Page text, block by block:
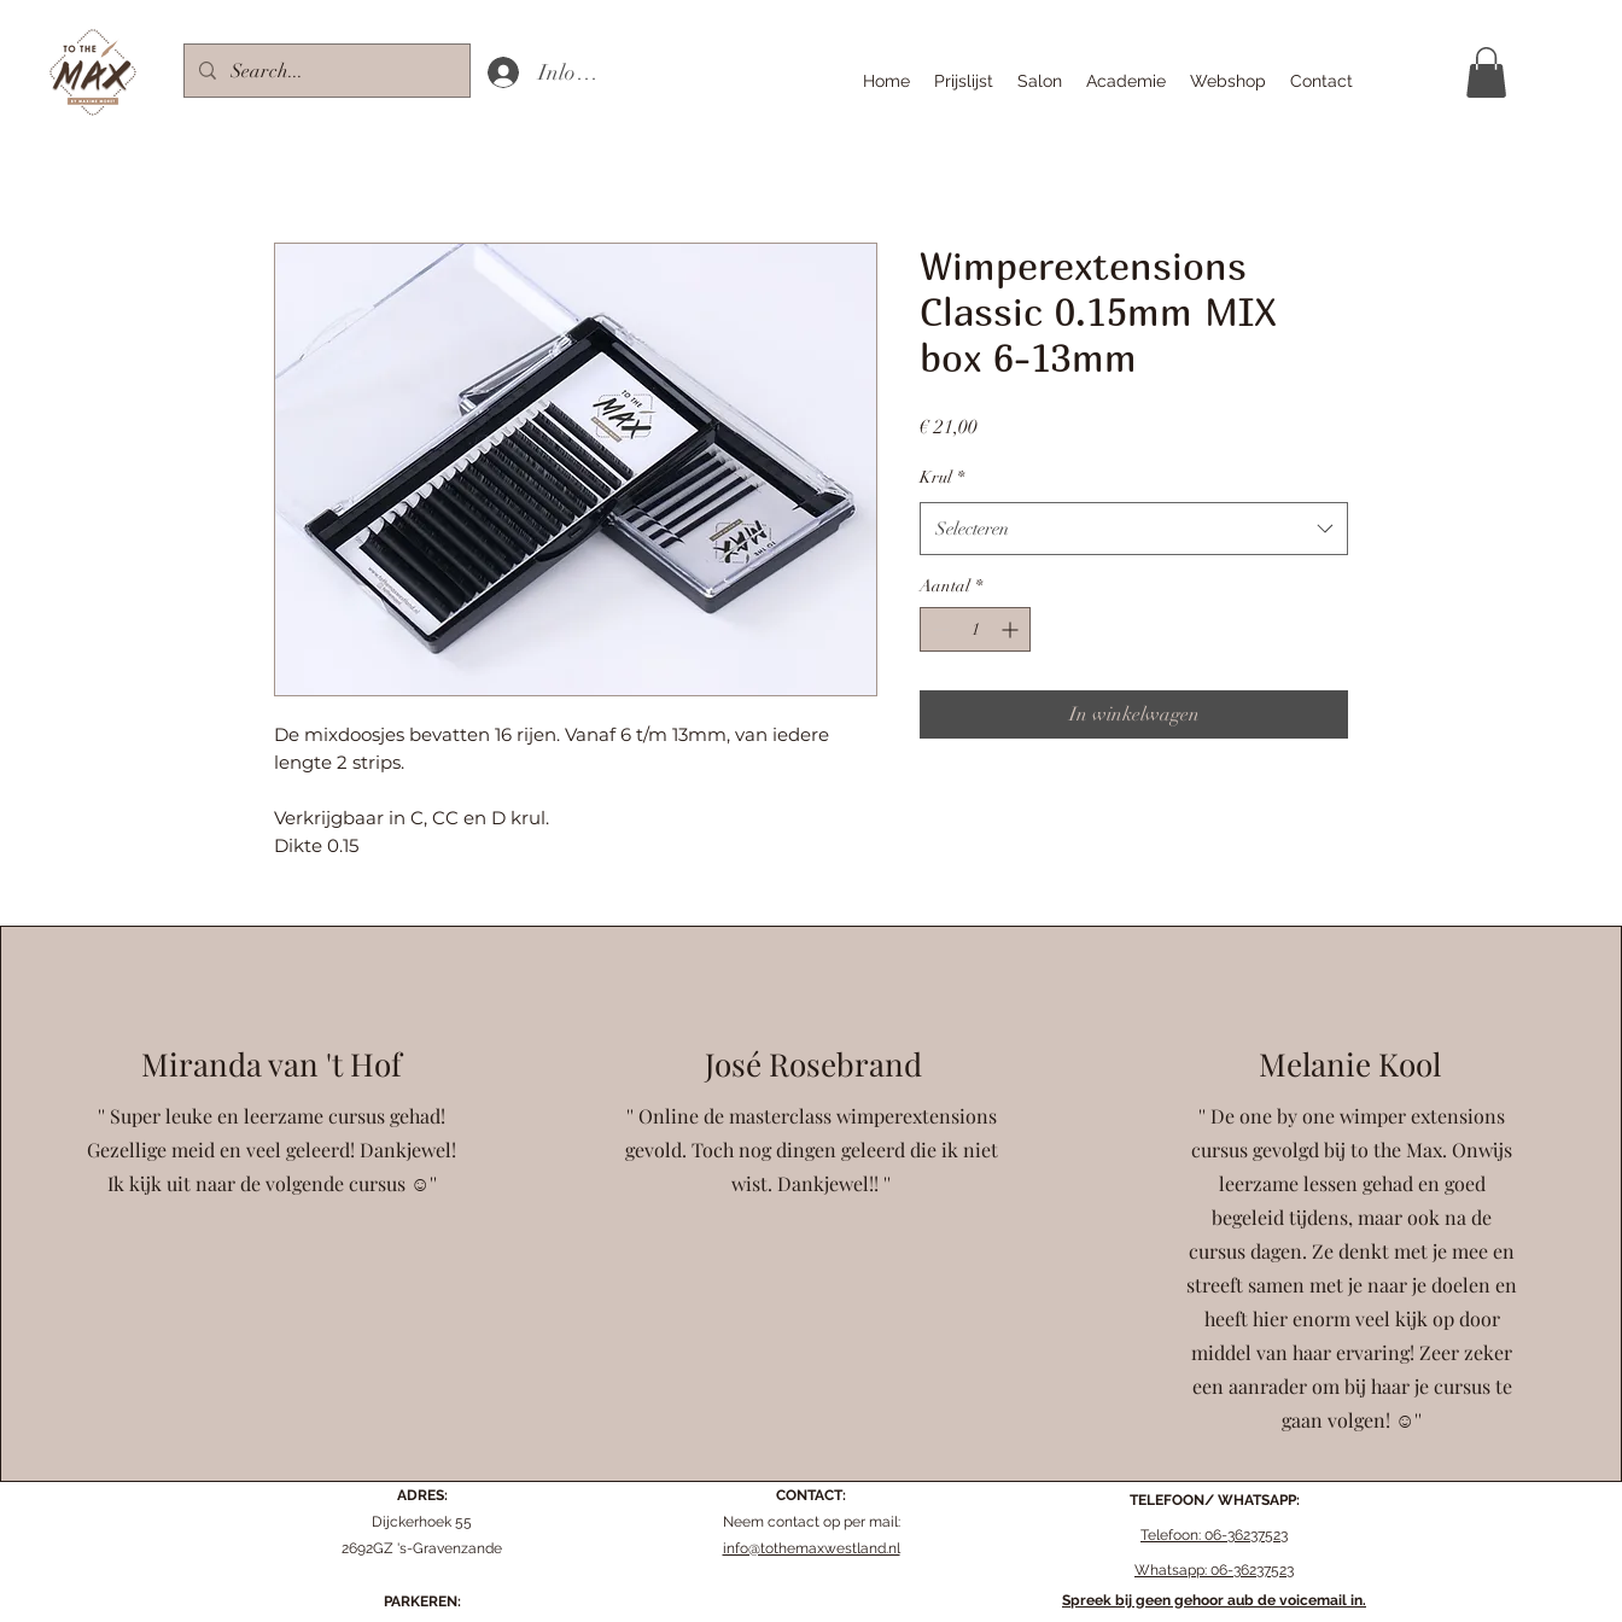
Home Prijslijst Salon Academie Webshop Contact
Inloggen
De mixdoosjes bevatten 16 rijen. Vanaf 6 t/m 13mm, van iedere
lengte 2 strips.
Verkrijgbaar in C, CC en D krul.
Dikte 0.15
Wimperextensions
Classic 0.15mm MIX
box 6-13mm
€ 21,00Prijs
Krul *
Selecteren
Aantal *
In winkelwagen
Miranda van 't Hof
'' Super leuke en leerzame cursus gehad!
Gezellige meid en veel geleerd! Dankjewel!
Ik kijk uit naar de volgende cursus ☺️''
José Rosebrand
'' Online de masterclass wimperextensions
gevold. Toch nog dingen geleerd die ik niet
wist. Dankjewel!! ''
Melanie Kool
'' De one by one wimper extensions
cursus gevolgd bij to the Max. Onwijs
leerzame lessen gehad en goed
begeleid tijdens, maar ook na de
cursus dagen. Ze denkt met je mee en
streeft samen met je naar je doelen en
heeft hier enorm veel kijk op door
middel van haar ervaring! Zeer zeker
een aanrader om bij haar je cursus te
gaan volgen! ☺️''
ADRES:
Dijckerhoek 55
2692GZ 's-Gravenzande
PARKEREN:
CONTACT:
Neem contact op per mail:
info@tothemaxwestland.nl
TELEFOON/ WHATSAPP:
Telefoon: 06-36237523
Whatsapp: 06-36237523
Spreek bij geen gehoor aub de voicemail in.